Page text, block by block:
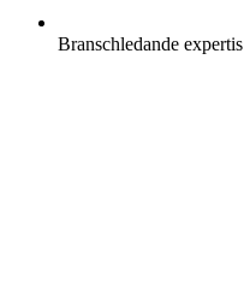
Branschledande expertis